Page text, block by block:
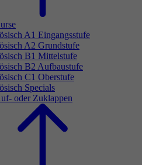
A1 Eingangsstufe
A2 Grundstufe
B1 Mittelstufe
B2 Aufbaustufe
C1 Oberstufe
Specials
oder Zuklappen